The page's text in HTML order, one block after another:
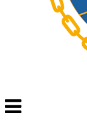
Veksle
navigasjon